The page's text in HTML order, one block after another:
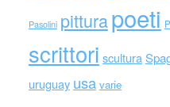
Pasolini pitturapoeti
scrittori scultura
uruguay usa varie